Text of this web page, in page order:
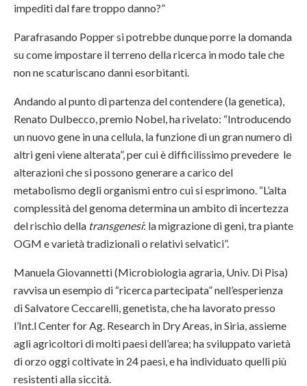
impediti dal fare troppo danno?”
Parafrasando Popper si potrebbe dunque porre la domanda
su come impostare il terreno della ricerca in modo tale che
non ne scaturiscano danni esorbitanti.
Andando al punto di partenza del contendere (la genetica),
Renato Dulbecco, premio Nobel, ha rivelato: “Introducendo
un nuovo gene in una cellula, la funzione di un gran numero di
altri geni viene alterata”, per cui è difficilissimo prevedere le
alterazioni che si possono generare a carico del
metabolismo degli organismi entro cui si esprimono. “L’alta
complessità del genoma determina un ambito di incertezza
del rischio della transgenesi: la migrazione di geni, tra piante
OGM e varietà tradizionali o relativi selvatici”.
Manuela Giovannetti (Microbiologia agraria, Univ. Di Pisa)
ravvisa un esempio di “ricerca partecipata” nell’esperienza
di Salvatore Ceccarelli, genetista, che ha lavorato presso
l’Int.l Center for Ag. Research in Dry Areas, in Siria, assieme
agli agricoltori di molti paesi dell’area; ha sviluppato varietà
di orzo oggi coltivate in 24 paesi, e ha individuato quelli più
resistenti alla siccità.